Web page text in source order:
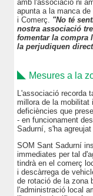
amb l'associació ni
apunta a la manca
i Comerç. "No té
nostra associació
fomentar la compra
la perjudiquen
Mesures a la
L'associació recorda
millora de la mobilitat
deficiències que
- en funcionament
Sadurní, s'ha
SOM Sant Sadurní
immediates per tal
tindrà en el comerç
i descàrrega de
de rotació de la zona
l'administració local